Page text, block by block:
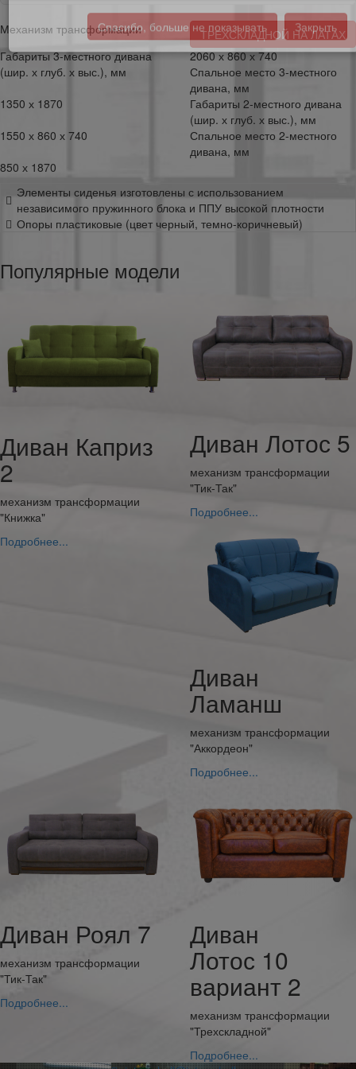
Механизм трансформации
ТРЕХСКЛАДНОЙ НА ЛАТАХ
Габариты 3-местного дивана
(шир. х глуб. х выс.), мм
2060 х 860 х 740
Спальное место 3-местного
дивана, мм
1350 х 1870
Габариты 2-местного дивана
(шир. х глуб. х выс.), мм
1550 х 860 х 740
Спальное место 2-местного
дивана, мм
850 х 1870
Элементы сиденья изготовлены с использованием
независимого пружинного блока и ППУ высокой плотности
Опоры пластиковые (цвет черный, темно-коричневый)
Популярные модели
Диван Каприз
2
механизм трансформации
"Книжка"
Подробнее...
Диван Лотос 5
механизм трансформации
"Тик-Так"
Подробнее...
Диван
Ламанш
механизм трансформации
"Аккордеон"
Подробнее...
Диван Роял 7
механизм трансформации
"Тик-Так"
Подробнее...
Диван
Лотос 10
вариант 2
механизм трансформации
"Трехскладной"
Подробнее...
За расчётом стоимости работ обращаться на e-mail
intererholl@intererholl.ru
Спасибо, больше не показывать Закрыть